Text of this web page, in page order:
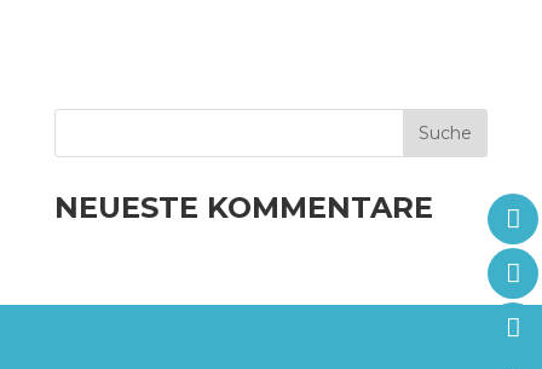
NEUESTE KOMMENTARE